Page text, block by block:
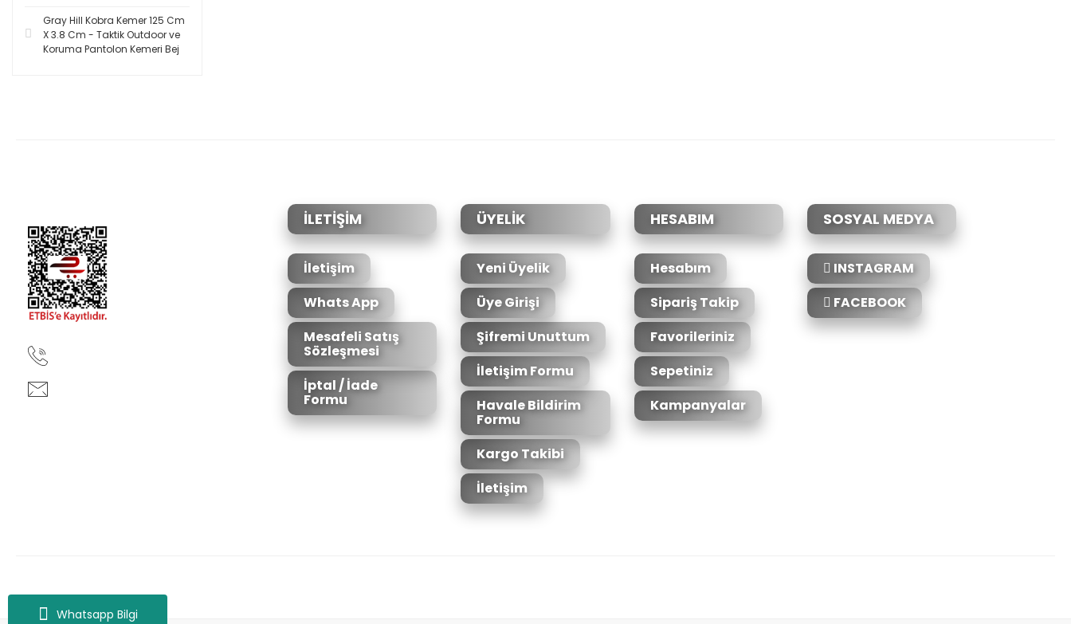
Whatsapp Bilgi
Gray Hill Kobra Kemer 125 Cm
X 3.8 Cm - Taktik Outdoor ve
Koruma Pantolon Kemeri Bej
İLETİŞİM
İletişim
Whats App
Mesafeli Satış
Sözleşmesi
İptal / İade
Formu
ÜYELİK
Yeni Üyelik
Üye Girişi
Şifremi Unuttum
İletişim Formu
Havale Bildirim
Formu
Kargo Takibi
İletişim
HESABIM
Hesabım
Sipariş Takip
Favorileriniz
Sepetiniz
Kampanyalar
SOSYAL MEDYA
INSTAGRAM
FACEBOOK